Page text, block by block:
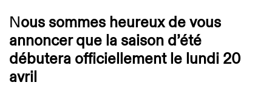
Nous sommes heureux de vous
annoncer que la saison d’été
débutera officiellement le lundi 20
avril